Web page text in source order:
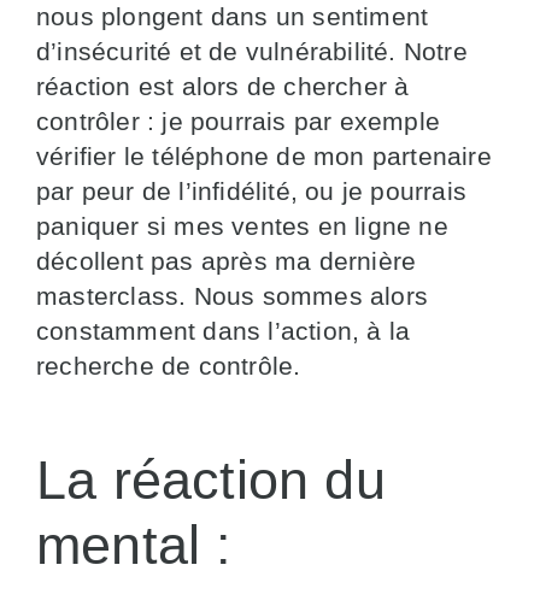
nous plongent dans un sentiment
d’insécurité et de vulnérabilité. Notre
réaction est alors de chercher à
contrôler : je pourrais par exemple
vérifier le téléphone de mon partenaire
par peur de l’infidélité, ou je pourrais
paniquer si mes ventes en ligne ne
décollent pas après ma dernière
masterclass. Nous sommes alors
constamment dans l’action, à la
recherche de contrôle.
La réaction du
mental :